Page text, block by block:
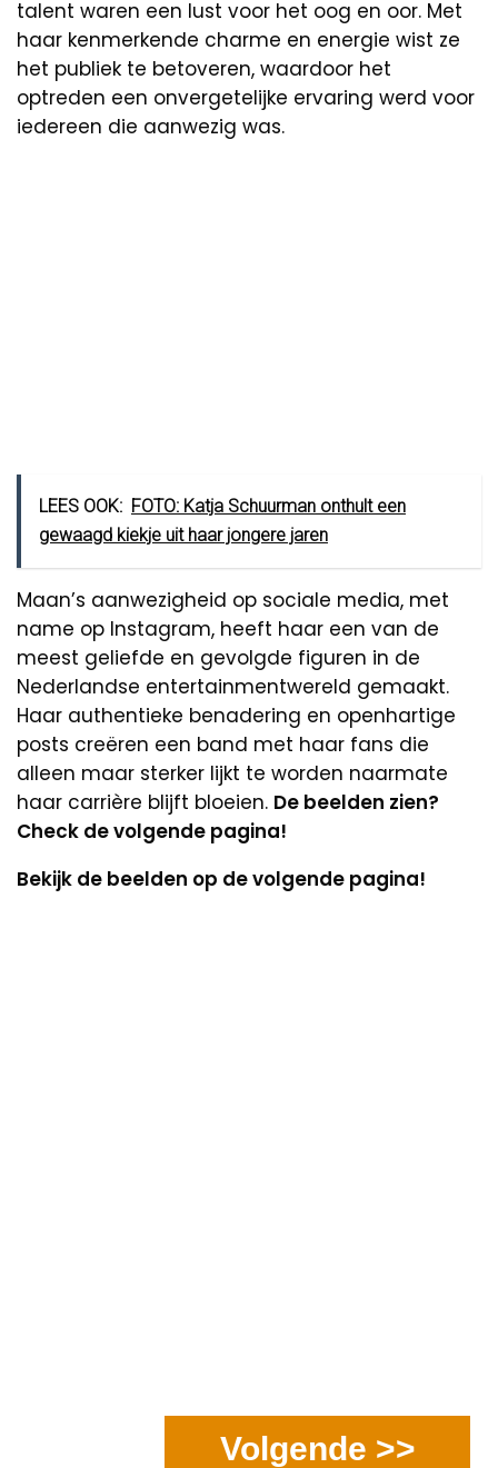
talent waren een lust voor het oog en oor. Met
haar kenmerkende charme en energie wist ze
het publiek te betoveren, waardoor het
optreden een onvergetelijke ervaring werd voor
iedereen die aanwezig was.
LEES OOK: FOTO: Katja Schuurman onthult een
gewaagd kiekje uit haar jongere jaren
Maan’s aanwezigheid op sociale media, met
name op Instagram, heeft haar een van de
meest geliefde en gevolgde figuren in de
Nederlandse entertainmentwereld gemaakt.
Haar authentieke benadering en openhartige
posts creëren een band met haar fans die
alleen maar sterker lijkt te worden naarmate
haar carrière blijft bloeien. De beelden zien?
Check de volgende pagina!
Bekijk de beelden op de volgende pagina!
Volgende >>